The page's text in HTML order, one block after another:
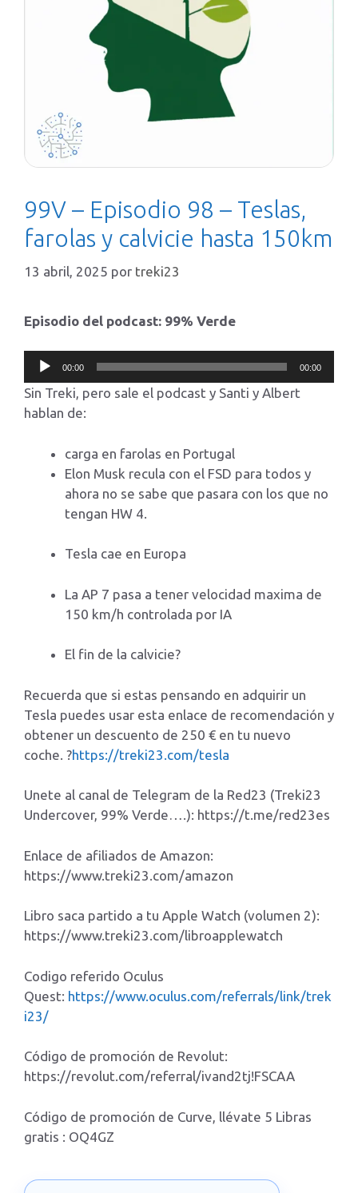
99V – Episodio 98 – Teslas,
farolas y calvicie hasta 150km
13 abril, 2025 por treki23
Episodio del podcast: 99% Verde
Reproductor
de
audio
00:00 00:00
Sin Treki, pero sale el podcast y Santi y Albert
hablan de:
carga en farolas en Portugal
Elon Musk recula con el FSD para todos y
ahora no se sabe que pasara con los que no
tengan HW 4.
Tesla cae en Europa
La AP 7 pasa a tener velocidad maxima de
150 km/h controlada por IA
El fin de la calvicie?
Recuerda que si estas pensando en adquirir un
Tesla puedes usar esta enlace de recomendación y
obtener un descuento de 250 € en tu nuevo
coche. ?https://treki23.com/tesla
Unete al canal de Telegram de la Red23 (Treki23
Undercover, 99% Verde….): https://t.me/red23es
Enlace de afiliados de Amazon:
https://www.treki23.com/amazon
Libro saca partido a tu Apple Watch (volumen 2):
https://www.treki23.com/libroapplewatch
Codigo referido Oculus
Quest: https://www.oculus.com/referrals/link/trek
i23/
Código de promoción de Revolut:
https://revolut.com/referral/ivand2tj!FSCAA
Código de promoción de Curve, llévate 5 Libras
gratis : OQ4GZ